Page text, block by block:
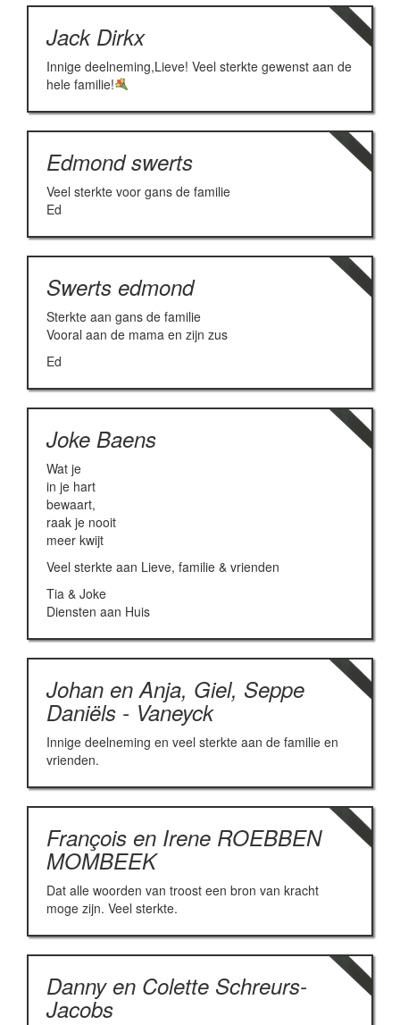
Jack Dirkx
Innige deelneming,Lieve! Veel sterkte gewenst aan de
hele familie!
Edmond swerts
Veel sterkte voor gans de familie
Ed
Swerts edmond
Sterkte aan gans de familie
Vooral aan de mama en zijn zus
Ed
Joke Baens
Wat je
in je hart
bewaart,
raak je nooit
meer kwijt
Veel sterkte aan Lieve, familie & vrienden
Tia & Joke
Diensten aan Huis
Johan en Anja, Giel, Seppe
Daniëls - Vaneyck
Innige deelneming en veel sterkte aan de familie en
vrienden.
François en Irene ROEBBEN
MOMBEEK
Dat alle woorden van troost een bron van kracht
moge zijn. Veel sterkte.
Danny en Colette Schreurs-
Jacobs